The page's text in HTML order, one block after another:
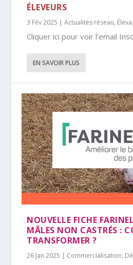
ÉLEVEURS
3 Fév 2025 |Actualités réseau,
Cliquer ici pour voir l’email
EN SAVOIR PLUS
NOUVELLE FICHE
MÂLES NON CASTRÉS :
TRANSFORMER ?
26 Jan 2025 | Commercialisation,